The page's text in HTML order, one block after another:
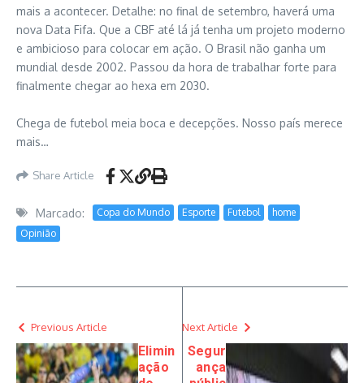
mais a acontecer. Detalhe: no final de setembro, haverá uma
nova Data Fifa. Que a CBF até lá já tenha um projeto moderno
e ambicioso para colocar em ação. O Brasil não ganha um
mundial desde 2002. Passou da hora de trabalhar forte para
finalmente chegar ao hexa em 2030.
Chega de futebol meia boca e decepções. Nosso país merece
mais…
Share Article
Marcado: Copa do Mundo Esporte Futebol
home
Opinião
Previous Article
Elimin
ação
Next Article
Segur
ança